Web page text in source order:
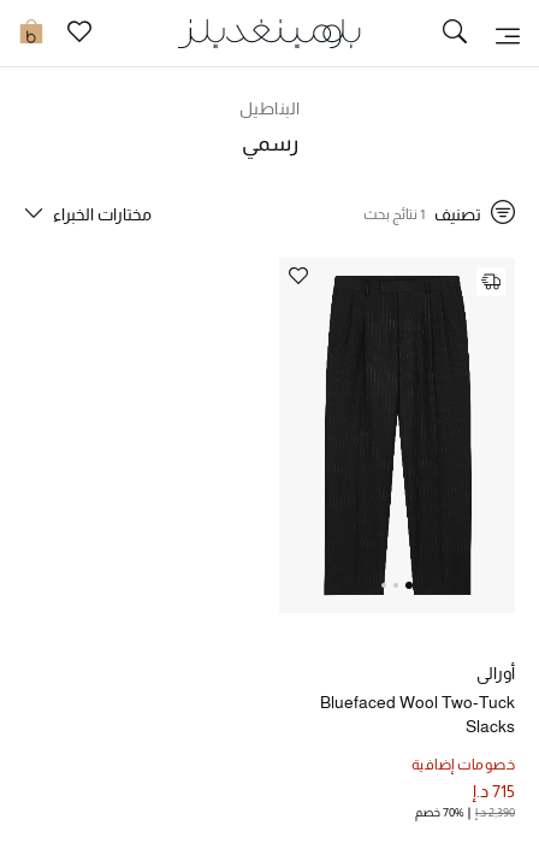
0 تخفيضات
مزيد من التخفيضات
النساء
الأطفال
مستلزمات المنزل
ما وصلنا حديثاً
البناطيل
رسمي
تصنيف 1 نتائج بحث مختارات الخبراء
أورالي
Bluefaced Wool Two-Tuck
Slacks
خصومات إضافية
715 د.إ
2,390 د.إ 70% خصم